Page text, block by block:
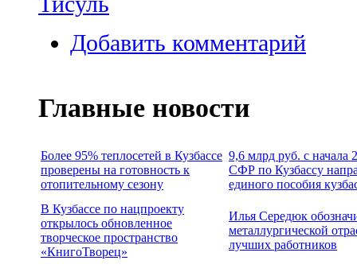
Добавить комментарий
Главные новости
Более 95% теплосетей в Кузбассе
проверены на готовность к
отопительному сезону
9,6 млрд руб. с начала
СФР по Кузбассу
единого пособия
В Кузбассе по нацпроекту
открылось обновленное
творческое пространство
«КнигоТворец»
Илья Середюк
металлургической
лучших работников